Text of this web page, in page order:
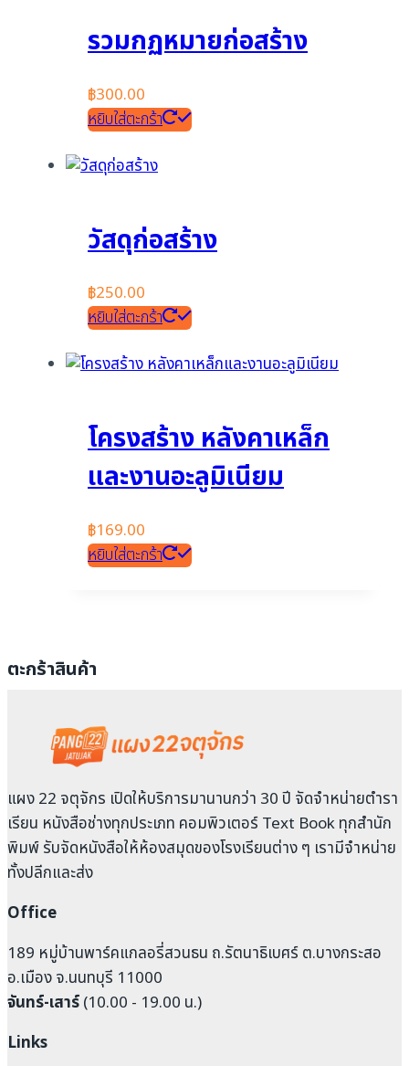
รวมกฏหมายก่อสร้าง
฿300.00
หยิบใส่ตะกร้า
วัสดุก่อสร้าง
฿250.00
หยิบใส่ตะกร้า
โครงสร้าง หลังคาเหล็ก
และงานอะลูมิเนียม
฿169.00
หยิบใส่ตะกร้า
ตะกร้าสินค้า
แผง 22 จตุจักร เปิดให้บริการมานานกว่า 30 ปี จัดจำหน่ายตำรา
เรียน หนังสือช่างทุกประเภท คอมพิวเตอร์ Text Book ทุกสำนัก
พิมพ์ รับจัดหนังสือให้ห้องสมุดของโรงเรียนต่าง ๆ เรามีจำหน่าย
ทั้งปลีกและส่ง
Office
189 หมู่บ้านพาร์คแกลอรี่สวนธน ถ.รัตนาธิเบศร์ ต.บางกระสอ
อ.เมือง จ.นนทบุรี 11000
จันทร์-เสาร์(10.00 - 19.00 น.)
Links